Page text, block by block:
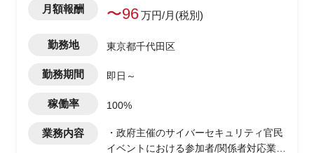
月額報酬 〜96万円/月(税別)
勤務地 東京都千代田区
勤務期間 即日～
稼働率 100%
業務内容
・政府主催のサイバーセキュリティ官民
イベントにおける参加者/関係者対応業務